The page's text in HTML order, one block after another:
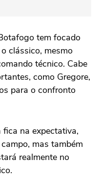
tem focado
clássico, mesmo
técnico. Cabe
como Gregore,
para o confronto
na expectativa,
mas também
realmente no